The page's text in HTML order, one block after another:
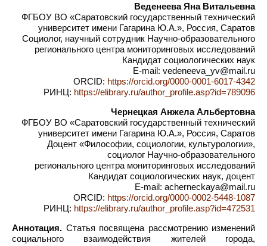
Веденеева Яна Витальевна
ФГБОУ ВО «Саратовский государственный технический
университет имени Гагарина Ю.А.», Россия, Саратов
Социолог, научный сотрудник Научно-образовательного
регионального центра мониторинговых исследований
Кандидат социологических наук
E-mail: vedeneeva_yv@mail.ru
ORCID: https://orcid.org/0000-0001-6017-4342
РИНЦ: https://elibrary.ru/author_profile.asp?id=789096
Чернецкая Анжела Альбертовна
ФГБОУ ВО «Саратовский государственный технический
университет имени Гагарина Ю.А.», Россия, Саратов
Доцент «Философии, социологии, культурологии»,
социолог Научно-образовательного
регионального центра мониторинговых исследований
Кандидат социологических наук, доцент
E-mail: acherneckaya@mail.ru
ORCID: https://orcid.org/0000-0002-5448-1087
РИНЦ: https://elibrary.ru/author_profile.asp?id=472531
Аннотация. Статья посвящена рассмотрению изменений
социального взаимодействия жителей города,